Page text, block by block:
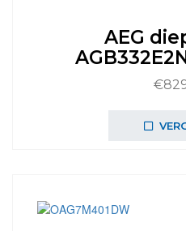
AEG
€